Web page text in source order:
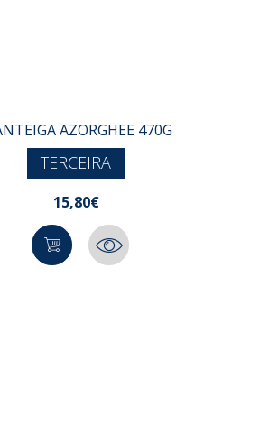
AZORGHEE 470G
TERCEIRA
15,80€